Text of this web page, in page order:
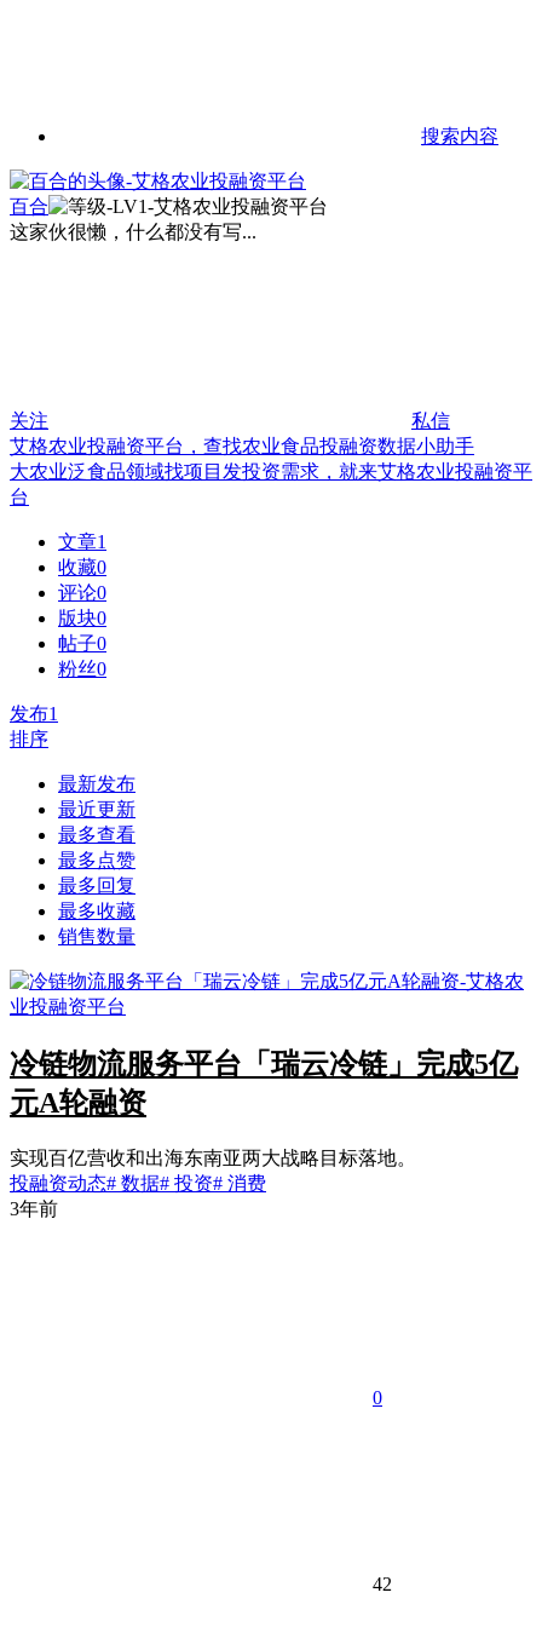
搜索内容
百合
这家伙很懒，什么都没有写...
关注
私信
艾格农业投融资平台，查找农业食品投融资数据小助手
大农业泛食品领域找项目发投资需求，就来艾格农业投融资平
台
文章1
收藏0
评论0
版块0
帖子0
粉丝0
发布1
排序
最新发布
最近更新
最多查看
最多点赞
最多回复
最多收藏
销售数量
冷链物流服务平台「瑞云冷链」完成5亿
元A轮融资
实现百亿营收和出海东南亚两大战略目标落地。
投融资动态# 数据# 投资# 消费
3年前
0
42